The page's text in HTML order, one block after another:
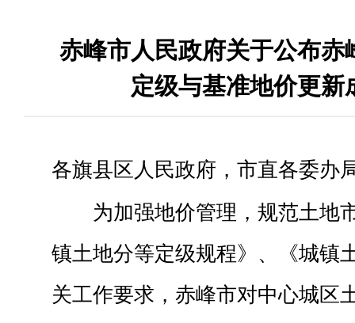
赤峰市人民政府关于公布赤
定级与基准地价更新
各旗县区人民政府，市直各委办
为加强地价管理，规范土地
镇土地分等定级规程》、《城镇
关工作要求，赤峰市对中心城区